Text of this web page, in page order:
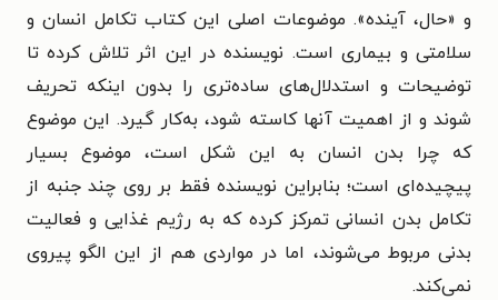
و «حال، آینده». موضوعات اصلی این کتاب تکامل انسان و
سلامتی و بیماری است. نویسنده در این اثر تلاش کرده‌ تا
توضیحات و استدلال‌های ساده‌تری را بدون اینکه تحریف
شوند و از اهمیت آنها کاسته شود، به‌کار گیرد. این موضوع
که چرا بدن انسان به این شکل است، موضوع بسیار
پیچیده‌ای است؛ بنابراین نویسنده فقط بر روی چند جنبه از
تکامل بدن انسانی تمرکز کرده‌ که به رژیم غذایی و فعالیت
بدنی مربوط می‌شوند، اما در مواردی هم از این الگو پیروی
نمی‌کند.